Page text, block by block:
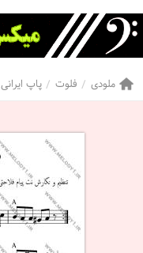
ملودی فلوت پاپ ایرانی